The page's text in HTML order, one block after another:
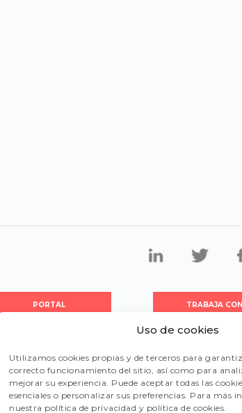
Uso de cookies
Utilizamos cookies propias y de terceros para
correcto funcionamiento del sitio, así como para
mejorar su experiencia. Puede aceptar todas las
esenciales o personalizar sus preferencias. Para más
nuestra política de privacidad y política de cookies.
PORTAL
PROVEEDORES
LEGISLACIÓN
TRABAJA CON
NOSOTROS
FAQ
CANAL DE